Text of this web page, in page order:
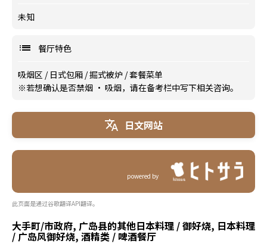
未知
餐厅特色
吸烟区 / 日式包厢 /掘式被炉 /套餐菜单
※若想确认是否禁烟 · 吸烟，请在备考栏中写下相关咨询。
日文网站
powered by
此页面是通过谷歌翻译API翻译。
大手町/市政府, 广岛县的其他日本料理 / 御好烧, 日本料理
/ 广岛风御好烧, 酒精类 / 啤酒餐厅